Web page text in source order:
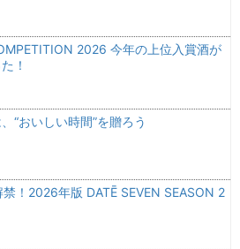
2026 今年の上位入賞酒が
！
“おいしい時間”を贈ろう
！2026年版 DATĒ SEVEN SEASON 2